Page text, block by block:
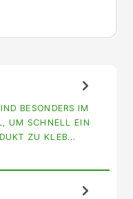
BESONDERS IM
UM SCHNELL EIN
ZU KLEB…